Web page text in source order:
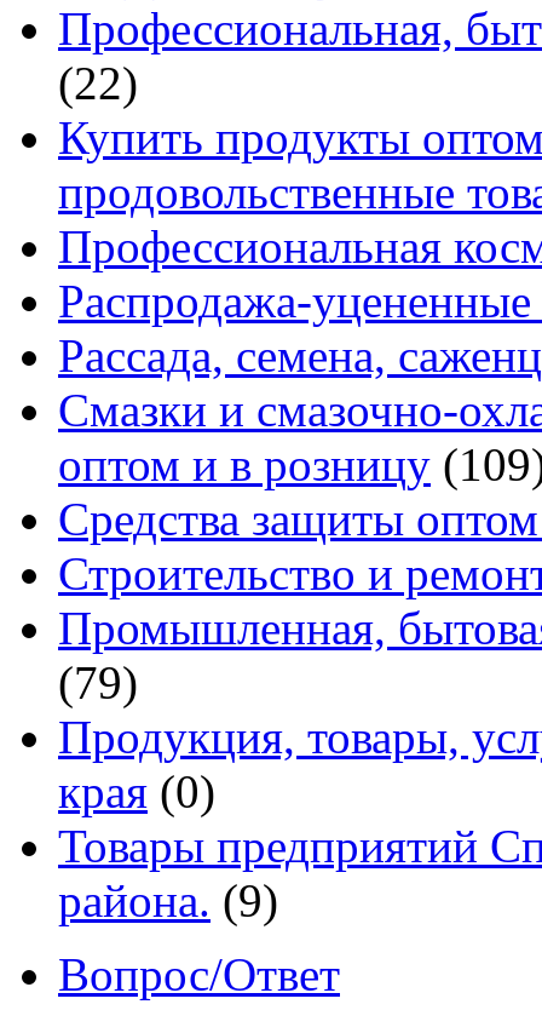
Профессиональная,
(22)
Купить продукты
продовольственные
Профессиональная
Распродажа-уцененные
Рассада, семена,
Смазки и смазочно-
оптом и в розницу
Средства защиты
Строительство и
Промышленная,
(79)
Продукция, товары,
края (0)
Товары предприятий
района. (9)
Вопрос/Ответ